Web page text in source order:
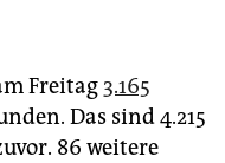
Freitag 3.165
Das sind 4.215
86 weitere